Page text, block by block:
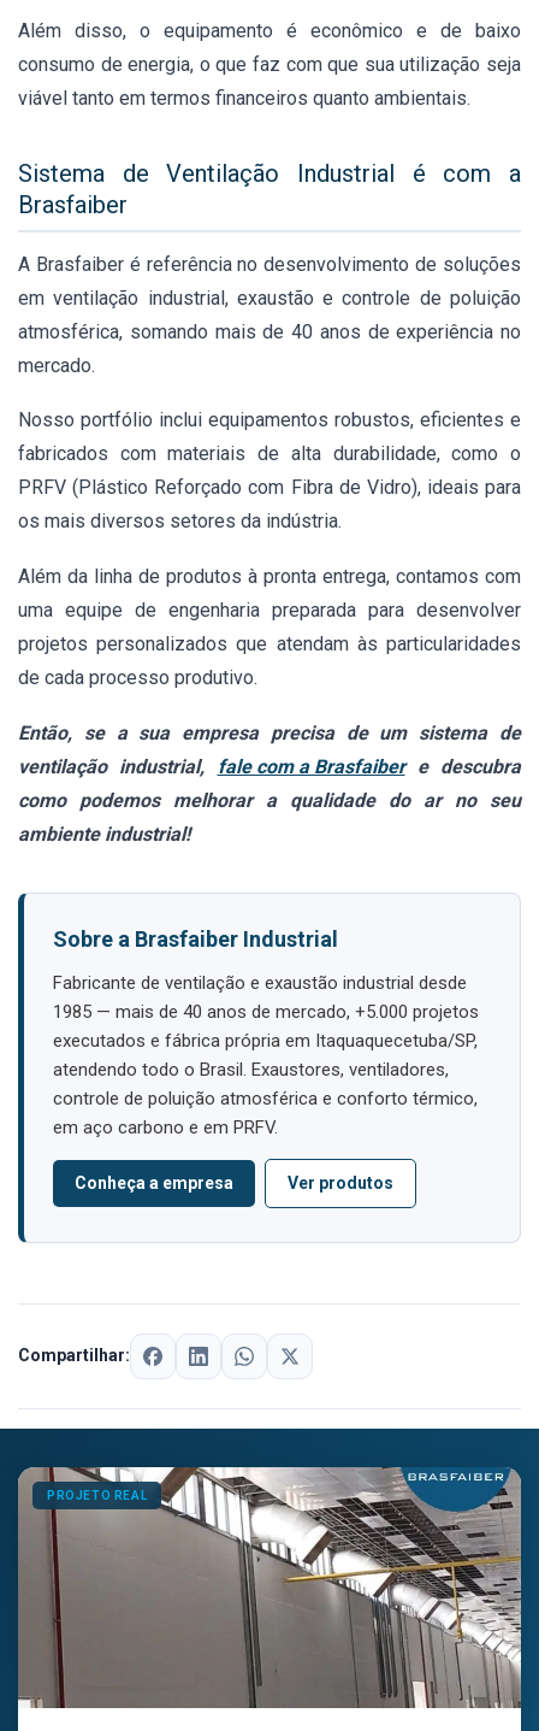
Além disso, o equipamento é econômico e de baixo
consumo de energia, o que faz com que sua utilização seja
viável tanto em termos financeiros quanto ambientais.
Sistema de Ventilação Industrial é com a
Brasfaiber
A Brasfaiber é referência no desenvolvimento de soluções
em ventilação industrial, exaustão e controle de poluição
atmosférica, somando mais de 40 anos de experiência no
mercado.
Nosso portfólio inclui equipamentos robustos, eficientes e
fabricados com materiais de alta durabilidade, como o
PRFV (Plástico Reforçado com Fibra de Vidro), ideais para
os mais diversos setores da indústria.
Além da linha de produtos à pronta entrega, contamos com
uma equipe de engenharia preparada para desenvolver
projetos personalizados que atendam às particularidades
de cada processo produtivo.
Então, se a sua empresa precisa de um sistema de
ventilação industrial, fale com a Brasfaibere descubra
como podemos melhorar a qualidade do ar no seu
ambiente industrial!
Sobre a Brasfaiber Industrial
Fabricante de ventilação e exaustão industrial desde
1985 — mais de 40 anos de mercado, +5.000 projetos
executados e fábrica própria em Itaquaquecetuba/SP,
atendendo todo o Brasil. Exaustores, ventiladores,
controle de poluição atmosférica e conforto térmico,
em aço carbono e em PRFV.
Conheça a empresa Ver produtos
Compartilhar:
PROJETO REAL